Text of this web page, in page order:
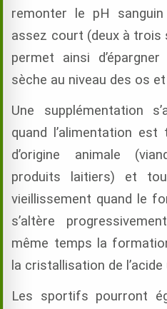
remonter le pH
assez court (deux à trois
permet ainsi
sèche au niveau des os
Une supplémentation
quand l’alimentation
d’origine animale
produits laitiers) et
vieillissement quand le
s’altère
même temps la
la cristallisation de
Les sportifs pourront